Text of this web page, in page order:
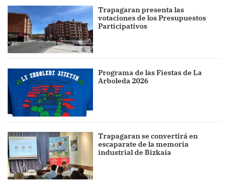
Trapagaran presenta las
votaciones de los Presupuestos
Participativos
Programa de las Fiestas de La
Arboleda 2026
Trapagaran se convertirá en
escaparate de la memoria
industrial de Bizkaia